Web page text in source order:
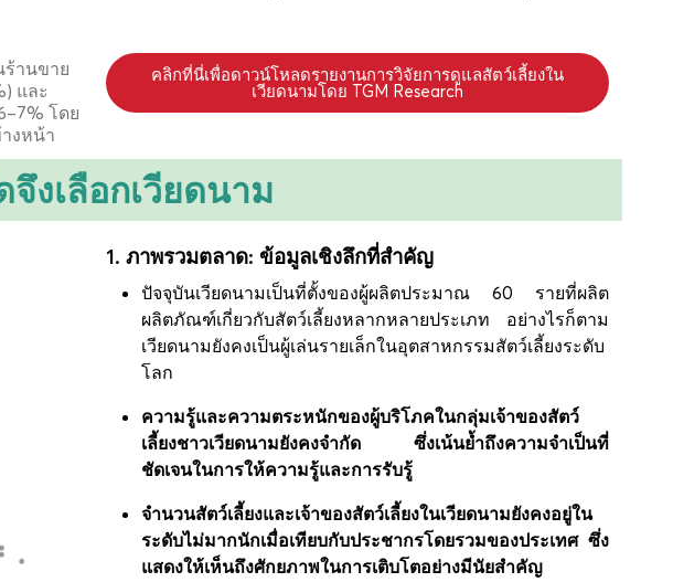
านขาย
และ
โดย
งหน้า
คลิกที่นี่เพื่อดาวน์โหลดรายงานการวิจัยการดูแลสัตว์เลี้ยงใน
เวียดนามโดย TGM Research
จึงเลือกเวียดนาม
1. ภาพรวมตลาด: ข้อมูลเชิงลึกที่สำคัญ
ปัจจุบันเวียดนามเป็นที่ตั้งของผู้ผลิตประมาณ 60 รายที่ผลิต
ผลิตภัณฑ์เกี่ยวกับสัตว์เลี้ยงหลากหลายประเภท อย่างไรก็ตาม
เวียดนามยังคงเป็นผู้เล่นรายเล็กในอุตสาหกรรมสัตว์เลี้ยงระดับ
โลก
ความรู้และความตระหนักของผู้บริโภคในกลุ่มเจ้าของสัตว์
เลี้ยงชาวเวียดนามยังคงจำกัด ซึ่งเน้นย้ำถึงความจำเป็นที่
ชัดเจนในการให้ความรู้และการรับรู้
จำนวนสัตว์เลี้ยงและเจ้าของสัตว์เลี้ยงในเวียดนามยังคงอยู่ใน
ระดับไม่มากนักเมื่อเทียบกับประชากรโดยรวมของประเทศ ซึ่ง
แสดงให้เห็นถึงศักยภาพในการเติบโตอย่างมีนัยสำคัญ